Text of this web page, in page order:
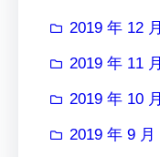
2019 年 12 月
2019 年 11 月
2019 年 10 月
2019 年 9 月